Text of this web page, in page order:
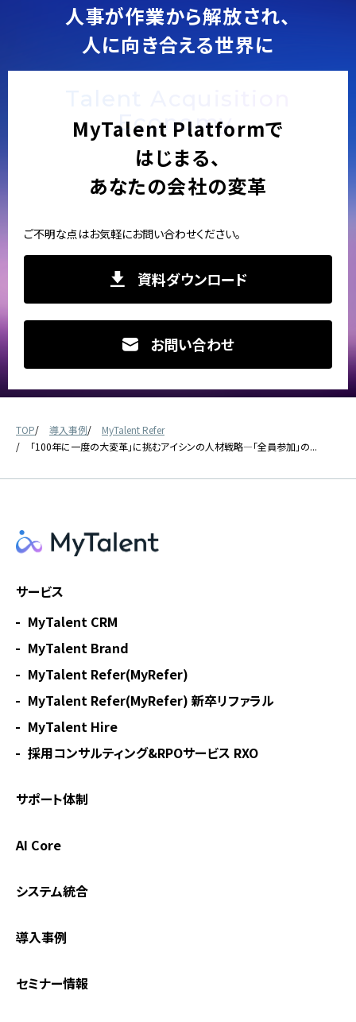
人事が作業から解放され、
人に向き合える世界に
Economy.
MyTalent Platformで
はじまる、
あなたの会社の変革
ご不明な点はお気軽にお問い合わせください。
資料ダウンロード
お問い合わせ
TOP 導入事例
MyTalent Refer
「100年に一度の大変革」に挑むアイシンの人材戦略―「全員参加」の...
サービス
MyTalent CRM
MyTalent Brand
MyTalent Refer(MyRefer)
MyTalent Refer(MyRefer) 新卒リファラル
MyTalent Hire
採用コンサルティング&RPOサービス RXO
サポート体制
AI Core
システム統合
導入事例
セミナー情報